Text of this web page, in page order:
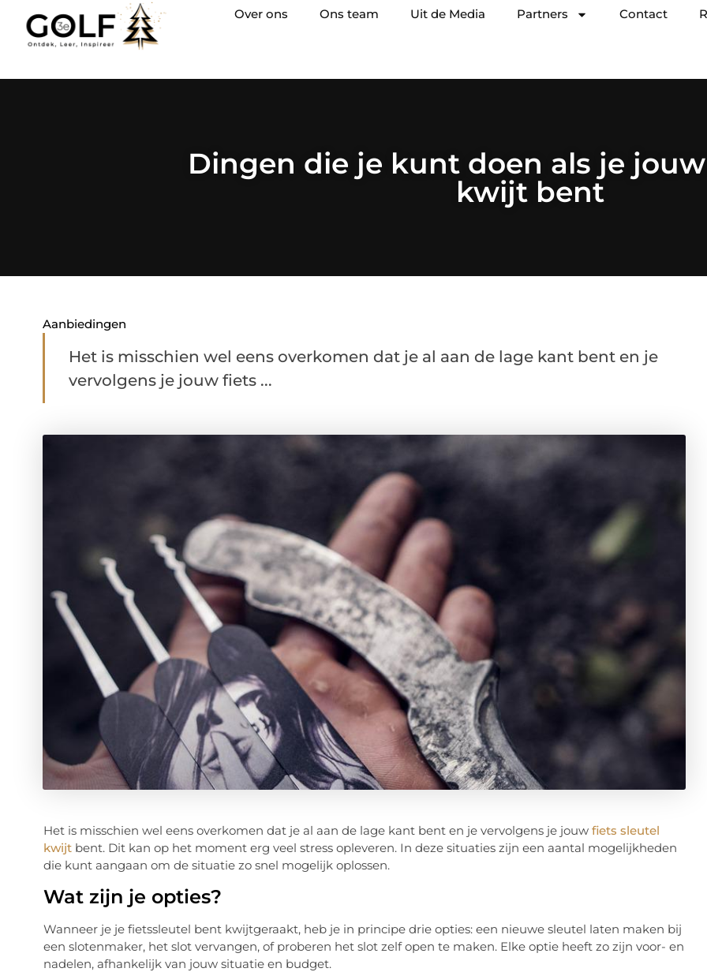
Over ons Ons team Uit de Media Partners Contact
Dingen die je kunt doen als je
kwijt bent
Aanbiedingen
Het is misschien wel eens overkomen dat je al aan de lage kant bent en je
vervolgens je jouw fiets ...
Het is misschien wel eens overkomen dat je al aan de lage kant bent en je vervolgens je jouw fiets sleutel
kwijtbent. Dit kan op het moment erg veel stress opleveren. In deze situaties zijn een aantal mogelijkheden
die kunt aangaan om de situatie zo snel mogelijk oplossen.
Wat zijn je opties?
Wanneer je je fietssleutel bent kwijtgeraakt, heb je in principe drie opties: een nieuwe sleutel laten maken bij
een slotenmaker, het slot vervangen, of proberen het slot zelf open te maken. Elke optie heeft zo zijn voor- en
nadelen, afhankelijk van jouw situatie en budget.